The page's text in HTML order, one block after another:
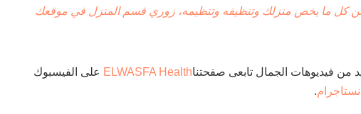
كل ما يخص منزلك وتنظيفه وتنظيمه، زوري قسم المنزل في موقعك
من فيديوهات الجمال تابعى صفحتناELWASFA Health على الفيسبوك
.